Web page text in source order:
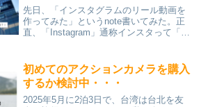
先日、「インスタグラムのリール動画を
作ってみた」というnote書いてみた。正
直、「Instagram」通称インスタって「若
うちの息子や姪っ子たちもインスタや
TikToc...
初めてのアクションカメラを購入
するか検討中・・・
2025年5月に2泊3日で、台湾は台北を友